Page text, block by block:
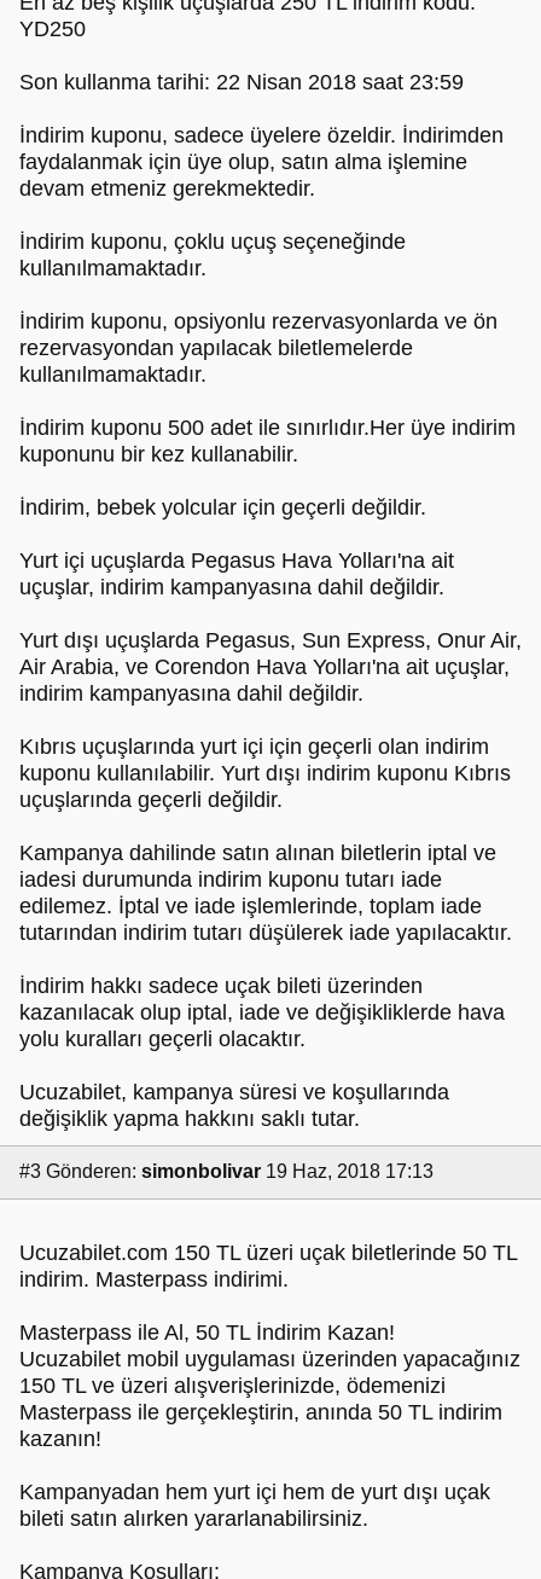
YD250
Son kullanma tarihi: 22 Nisan 2018 saat 23:59
İndirim kuponu, sadece üyelere özeldir. İndirimden
faydalanmak için üye olup, satın alma işlemine
devam etmeniz gerekmektedir.
İndirim kuponu, çoklu uçuş seçeneğinde
kullanılmamaktadır.
İndirim kuponu, opsiyonlu rezervasyonlarda ve ön
rezervasyondan yapılacak biletlemelerde
kullanılmamaktadır.
İndirim kuponu 500 adet ile sınırlıdır.Her üye indirim
kuponunu bir kez kullanabilir.
İndirim, bebek yolcular için geçerli değildir.
Yurt içi uçuşlarda Pegasus Hava Yolları'na ait
uçuşlar, indirim kampanyasına dahil değildir.
Yurt dışı uçuşlarda Pegasus, Sun Express, Onur Air,
Air Arabia, ve Corendon Hava Yolları'na ait uçuşlar,
indirim kampanyasına dahil değildir.
Kıbrıs uçuşlarında yurt içi için geçerli olan indirim
kuponu kullanılabilir. Yurt dışı indirim kuponu Kıbrıs
uçuşlarında geçerli değildir.
Kampanya dahilinde satın alınan biletlerin iptal ve
iadesi durumunda indirim kuponu tutarı iade
edilemez. İptal ve iade işlemlerinde, toplam iade
tutarından indirim tutarı düşülerek iade yapılacaktır.
İndirim hakkı sadece uçak bileti üzerinden
kazanılacak olup iptal, iade ve değişikliklerde hava
yolu kuralları geçerli olacaktır.
Ucuzabilet, kampanya süresi ve koşullarında
değişiklik yapma hakkını saklı tutar.
#3 Gönderen: simonbolivar 19 Haz, 2018 17:13
Ucuzabilet.com 150 TL üzeri uçak biletlerinde 50 TL
indirim. Masterpass indirimi.
Masterpass ile Al, 50 TL İndirim Kazan!
Ucuzabilet mobil uygulaması üzerinden yapacağınız
150 TL ve üzeri alışverişlerinizde, ödemenizi
Masterpass ile gerçekleştirin, anında 50 TL indirim
kazanın!
Kampanyadan hem yurt içi hem de yurt dışı uçak
bileti satın alırken yararlanabilirsiniz.
Kampanya Koşulları: